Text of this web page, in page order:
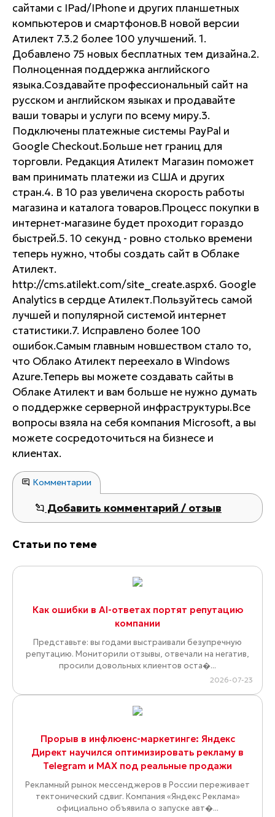
сайтами с IPad/IPhone и других планшетных
компьютеров и смартфонов.В новой версии
Атилект 7.3.2 более 100 улучшений. 1.
Добавлено 75 новых бесплатных тем дизайна.2.
Полноценная поддержка английского
языка.Создавайте профессиональный сайт на
русском и английском языках и продавайте
ваши товары и услуги по всему миру.3.
Подключены платежные системы PayPal и
Google Checkout.Больше нет границ для
торговли. Редакция Атилект Магазин поможет
вам принимать платежи из США и других
стран.4. В 10 раз увеличена скорость работы
магазина и каталога товаров.Процесс покупки в
интернет-магазине будет проходит гораздо
быстрей.5. 10 секунд - ровно столько времени
теперь нужно, чтобы создать сайт в Облаке
Атилект.
http://cms.atilekt.com/site_create.aspx6. Google
Analytics в сердце Атилект.Пользуйтесь самой
лучшей и популярной системой интернет
статистики.7. Исправлено более 100
ошибок.Самым главным новшеством стало то,
что Облако Атилект переехало в Windows
Azure.Теперь вы можете создавать сайты в
Облаке Атилект и вам больше не нужно думать
о поддержке серверной инфраструктуры.Все
вопросы взяла на себя компания Microsoft, а вы
можете сосредоточиться на бизнесе и
клиентах.
Комментарии
Добавить комментарий / отзыв
Статьи по теме
Как ошибки в AI-ответах портят репутацию
компании
Представьте: вы годами выстраивали безупречную
репутацию. Мониторили отзывы, отвечали на негатив,
просили довольных клиентов оста�...
2026-07-23
Прорыв в инфлюенс-маркетинге: Яндекс
Директ научился оптимизировать рекламу в
Telegram и MAX под реальные продажи
Рекламный рынок мессенджеров в России переживает
тектонический сдвиг. Компания «Яндекс Реклама»
официально объявила о запуске авт�...